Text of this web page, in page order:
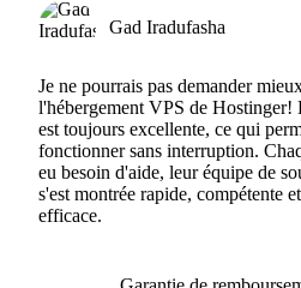
Gad Iradufasha
Je ne pourrais pas demander
l'hébergement VPS de
est toujours excellente, ce qui
fonctionner sans interruption.
eu besoin d'aide, leur équipe de
s'est montrée rapide, compétente
efficace.